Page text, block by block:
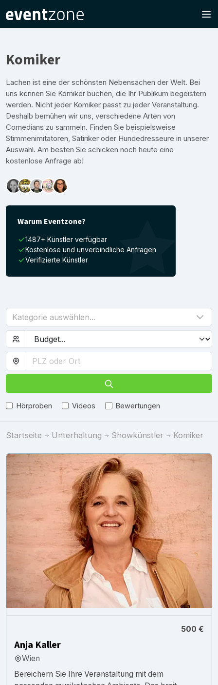
Komiker
Lachen ist eine der schönsten Nebensachen der Welt. Bei
uns können Sie Komiker buchen, die Ihr Publikum begeistern
werden. Nicht jeder Komiker passt zu jeder Veranstaltung.
Deshalb bemühen wir uns, verschiedene Arten von
Comedians zu sammeln. Finden Sie beispielsweise
Stimmenimitatoren, Satiriker oder Hundedresseure in unserer
Auswahl. Am besten Sie schicken noch heute eine
kostenlose Anfrage ab!
Warum Eventzone?
1487+ Künstler verfügbar
Kostenlose und unverbindliche Anfragen
Verifizierte Künstler
Kategorie auswählen...
Hörproben Videos Bewertungen
Startseite Unterhaltung Showkünstler Komiker
500 €
Anja Kaller
Wien
Bereichern Sie Ihre Veranstaltung mit dem